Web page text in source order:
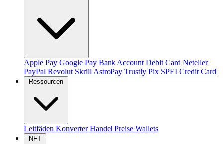
Apple Pay Google Pay Bank Account Debit Card Neteller
PayPal Revolut Skrill AstroPay Trustly Pix SPEI Credit Card
Ressourcen
Leitfäden KonverterHandel Preise Wallets
NFT